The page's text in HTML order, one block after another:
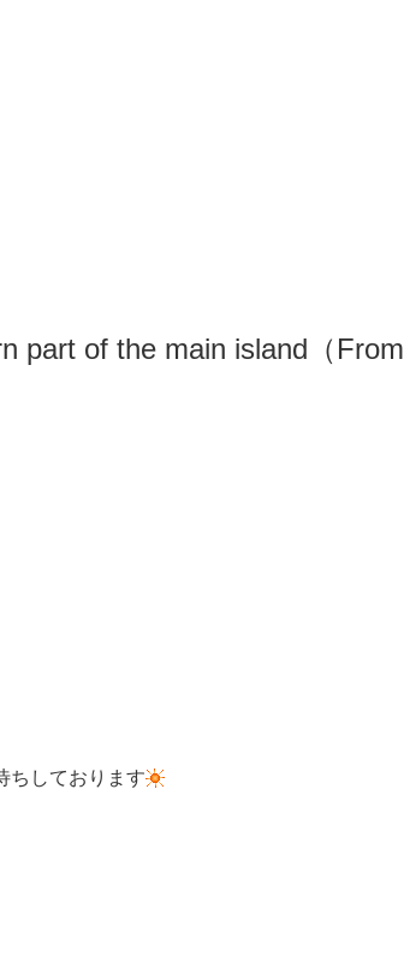
part of the main island（From
ちしております